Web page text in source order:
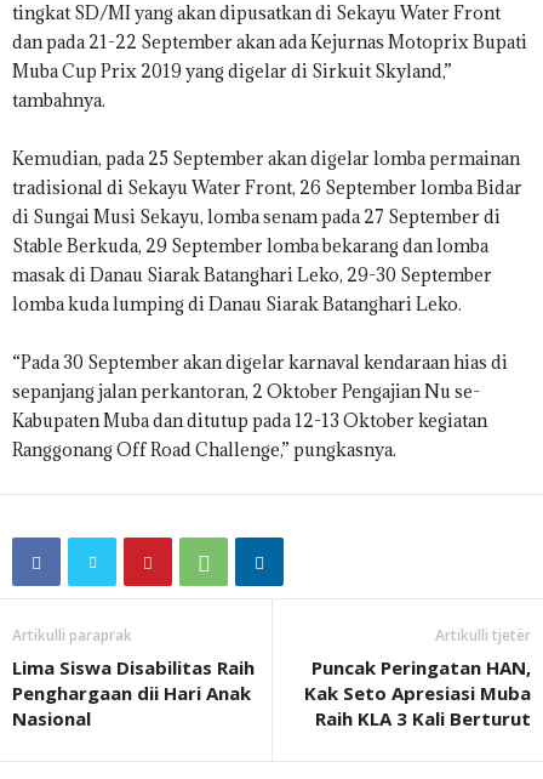
tingkat SD/MI yang akan dipusatkan di Sekayu Water Front
dan pada 21-22 September akan ada Kejurnas Motoprix Bupati
Muba Cup Prix 2019 yang digelar di Sirkuit Skyland,”
tambahnya.
Kemudian, pada 25 September akan digelar lomba permainan
tradisional di Sekayu Water Front, 26 September lomba Bidar
di Sungai Musi Sekayu, lomba senam pada 27 September di
Stable Berkuda, 29 September lomba bekarang dan lomba
masak di Danau Siarak Batanghari Leko, 29-30 September
lomba kuda lumping di Danau Siarak Batanghari Leko.
“Pada 30 September akan digelar karnaval kendaraan hias di
sepanjang jalan perkantoran, 2 Oktober Pengajian Nu se-
Kabupaten Muba dan ditutup pada 12-13 Oktober kegiatan
Ranggonang Off Road Challenge,” pungkasnya.
Artikulli paraprak
Lima Siswa Disabilitas Raih
Penghargaan dii Hari Anak
Nasional
Artikulli tjetër
Puncak Peringatan HAN,
Kak Seto Apresiasi Muba
Raih KLA 3 Kali Berturut